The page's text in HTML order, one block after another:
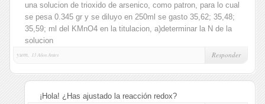
una solucion de trioxido de arsenico, como patron, para lo cual
se pesa 0.345 gr y se diluyo en 250ml se gasto 35,62; 35,48;
35,59; ml del KMnO4 en la titulacion, a)determinar la N de la
solucion
yum,
13 Años Antes Responder
¡Hola! ¿Has ajustado la reacción redox?